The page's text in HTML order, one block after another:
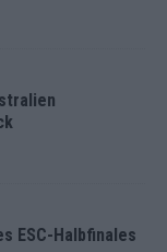
ESC-Halbfinales